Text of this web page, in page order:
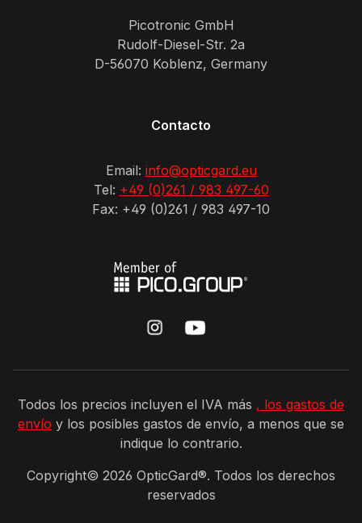
Picotronic GmbH
Rudolf-Diesel-Str. 2a
D-56070 Koblenz, Germany
Contacto
Email: info@opticgard.eu
Tel: +49 (0)261 / 983 497-60
Fax: +49 (0)261 / 983 497-10
Todos los precios incluyen el IVA más , los gastos de
envío y los posibles gastos de envío, a menos que se
indique lo contrario.
Copyright© 2026 OpticGard®. Todos los derechos
reservados